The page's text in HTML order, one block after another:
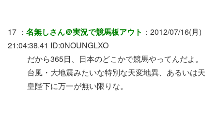
17 ： 名無しさん＠実況で競馬板アウト ：2012/07/16(月)
21:04:38.41 ID:0NOUNGLXO
だから365日、日本のどこかで競馬やってんだよ。
台風・大地震みたいな特別な天変地異、あるいは天
皇陛下に万一が無い限りな。